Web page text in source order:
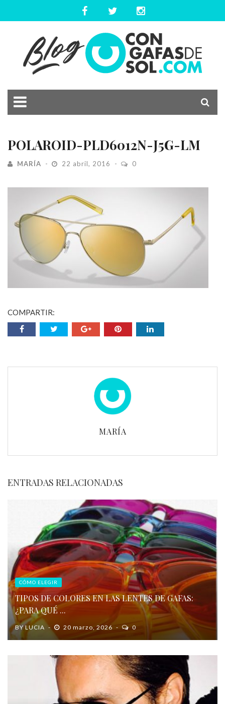
POLAROID-PLD6012N-J5G-LM
MARÍA 22 abril, 2016 0
COMPARTIR:
MARÍA
ENTRADAS RELACIONADAS
CÓMO ELEGIR
TIPOS DE COLORES EN LAS LENTES DE GAFAS:
¿PARA QUÉ ...
BYLUCIA 20 marzo, 2026 0